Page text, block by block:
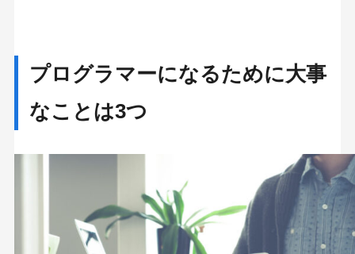
プログラマーになるために大事
なことは3つ